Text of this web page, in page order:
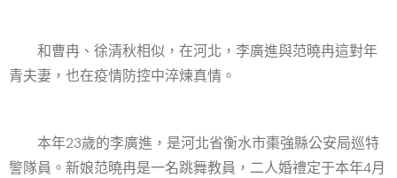
和曹冉、徐清秋相似，在河北，李廣進與范曉冉這對年
青夫妻，也在疫情防控中淬煉真情。
本年23歲的李廣進，是河北省衡水市棗強縣公安局巡特
警隊員。新娘范曉冉是一名跳舞教員，二人婚禮定于本年4月